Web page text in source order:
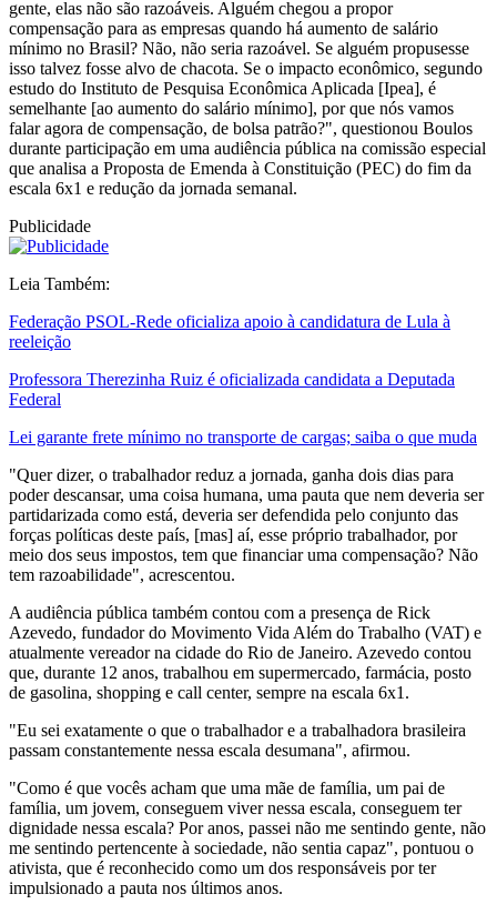
gente, elas não são razoáveis. Alguém chegou a propor
compensação para as empresas quando há aumento de salário
mínimo no Brasil? Não, não seria razoável. Se alguém propusesse
isso talvez fosse alvo de chacota. Se o impacto econômico, segundo
estudo do Instituto de Pesquisa Econômica Aplicada [Ipea], é
semelhante [ao aumento do salário mínimo], por que nós vamos
falar agora de compensação, de bolsa patrão?", questionou Boulos
durante participação em uma audiência pública na comissão especial
que analisa a Proposta de Emenda à Constituição (PEC) do fim da
escala 6x1 e redução da jornada semanal.
Publicidade
Leia Também:
Federação PSOL-Rede oficializa apoio à candidatura de Lula à
reeleição
Professora Therezinha Ruiz é oficializada candidata a Deputada
Federal
Lei garante frete mínimo no transporte de cargas; saiba o que muda
"Quer dizer, o trabalhador reduz a jornada, ganha dois dias para
poder descansar, uma coisa humana, uma pauta que nem deveria ser
partidarizada como está, deveria ser defendida pelo conjunto das
forças políticas deste país, [mas] aí, esse próprio trabalhador, por
meio dos seus impostos, tem que financiar uma compensação? Não
tem razoabilidade", acrescentou.
A audiência pública também contou com a presença de Rick
Azevedo, fundador do Movimento Vida Além do Trabalho (VAT) e
atualmente vereador na cidade do Rio de Janeiro. Azevedo contou
que, durante 12 anos, trabalhou em supermercado, farmácia, posto
de gasolina, shopping e call center, sempre na escala 6x1.
"Eu sei exatamente o que o trabalhador e a trabalhadora brasileira
passam constantemente nessa escala desumana", afirmou.
"Como é que vocês acham que uma mãe de família, um pai de
família, um jovem, conseguem viver nessa escala, conseguem ter
dignidade nessa escala? Por anos, passei não me sentindo gente, não
me sentindo pertencente à sociedade, não sentia capaz", pontuou o
ativista, que é reconhecido como um dos responsáveis por ter
impulsionado a pauta nos últimos anos.